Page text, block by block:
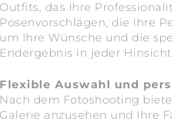
Outfits, das Ihre
Posenvorschlägen, die Ihre
um Ihre Wünsche und die
Endergebnis in jeder
Flexible Auswahl und
Nach dem Fotoshooting
Galerie anzusehen und Ihre